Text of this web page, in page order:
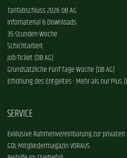
Tarifabschluss 2026 DB AG
Infomaterial & Downloads
35-Stunden-Woche
Schichtarbeit
Job-Ticket (DB AG)
Grundsätzliche Fünf-Tage-Woche (DB AG)
Erhöhung des Entgeltes - Mehr als nur Plus
SERVICE
Exklusive Rahmenvereinbarung zur
GDL-Mitgliedermagazin VORAUS